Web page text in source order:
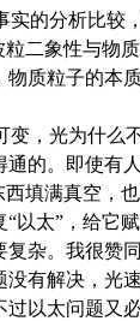
的分析比较
二象性与物
质粒子的本质
，光为什么
的。即使有
填满真空，
太”，给它
杂。我很赞同
有解决，光
以太问题又